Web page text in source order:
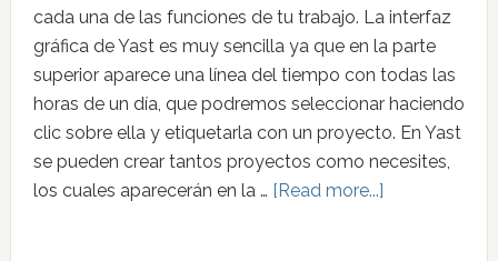
cada una de las funciones de tu trabajo. La interfaz
gráfica de Yast es muy sencilla ya que en la parte
superior aparece una línea del tiempo con todas las
horas de un día, que podremos seleccionar haciendo
clic sobre ella y etiquetarla con un proyecto. En Yast
se pueden crear tantos proyectos como necesites,
los cuales aparecerán en la … [Read more...]